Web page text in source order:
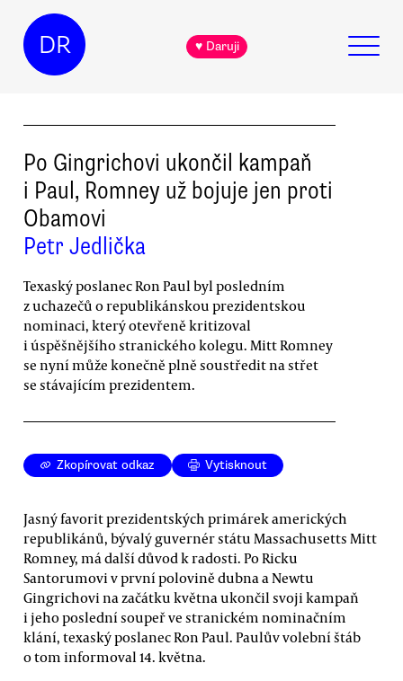
DR ♥ Daruji
Po Gingrichovi ukončil kampaň
i Paul, Romney už bojuje jen proti
Obamovi
Petr Jedlička
Texaský poslanec Ron Paul byl posledním
z uchazečů o republikánskou prezidentskou
nominaci, který otevřeně kritizoval
i úspěšnějšího stranického kolegu. Mitt Romney
se nyní může konečně plně soustředit na střet
se stávajícím prezidentem.
Zkopírovat odkaz Vytisknout
Jasný favorit prezidentských primárek amerických
republikánů, bývalý guvernér státu Massachusetts Mitt
Romney, má další důvod k radosti. Po Ricku
Santorumovi v první polovině dubna a Newtu
Gingrichovi na začátku května ukončil svoji kampaň
i jeho poslední soupeř ve stranickém nominačním
klání, texaský poslanec Ron Paul. Paulův volební štáb
o tom informoval 14. května.